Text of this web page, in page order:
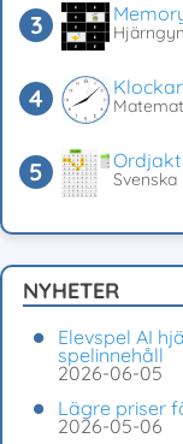
Ordjakt
Svenska
NYHETER
Elevspel AI
spelinnehåll
2026-06-05
Lägre priser
2026-05-06